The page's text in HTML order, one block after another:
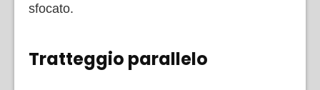
sfocato.
Tratteggio parallelo